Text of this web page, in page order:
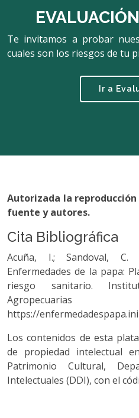
Te invitamos a probar
cuales son los riesgos de tu
Ir a
Autorizada la
fuente y autores.
Cita Bibliográfica
Acuña, I.; Sandoval, C.
Enfermedades de la papa:
riesgo sanitario.
https://
Los contenidos de esta
de propiedad intelectual
Patrimonio Cultural,
Intelectuales (DDI), con el